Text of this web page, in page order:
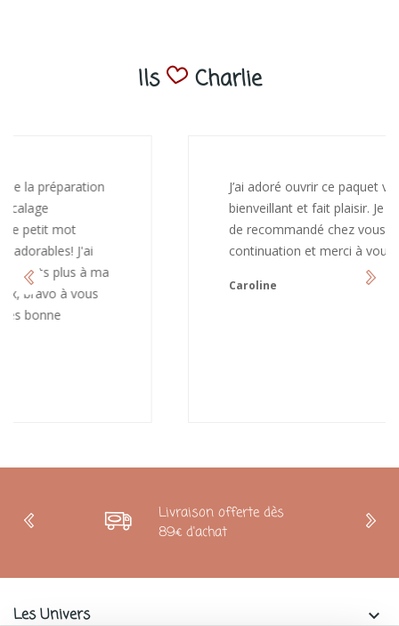
Ils Charlie
J’ai adoré ouvrir ce paquet votre message est
bienveillant et fait plaisir. Je ne manquerai pas
de recommandé chez vous. Bonne
continuation et merci à vous.
Livraison offerte dès
89€ d'achat
Les Univers keyboard_arrow_down